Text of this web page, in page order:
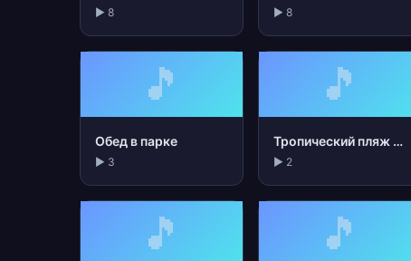
▶ 8 ▶ 8
🎵
Обед в парке
▶ 3
🎵
Тропический пляж ночью
▶ 2
🎵 🎵